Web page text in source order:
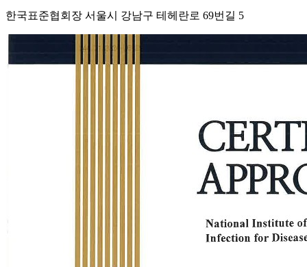
한국표준협회장 서울시 강남구 테헤란로 69번길 5